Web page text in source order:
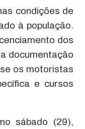
condições de
à população.
dos
documentação
os motoristas
e cursos
sábado (29),